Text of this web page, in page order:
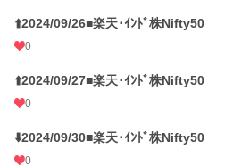
⬆️2024/09/26■楽天･ｲﾝﾄﾞ株Nifty50
0
⬆️2024/09/27■楽天･ｲﾝﾄﾞ株Nifty50
0
⬇️2024/09/30■楽天･ｲﾝﾄﾞ株Nifty50
0